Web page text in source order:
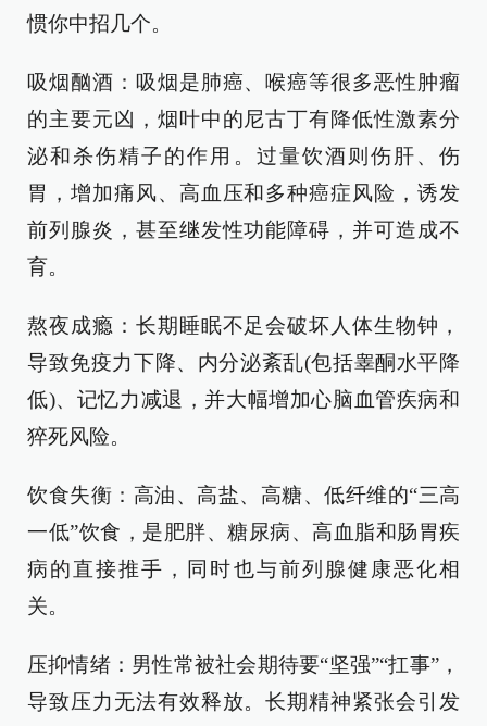
惯你中招几个。
吸烟酗酒：吸烟是肺癌、喉癌等很多恶性肿瘤
的主要元凶，烟叶中的尼古丁有降低性激素分
泌和杀伤精子的作用。过量饮酒则伤肝、伤
胃，增加痛风、高血压和多种癌症风险，诱发
前列腺炎，甚至继发性功能障碍，并可造成不
育。
熬夜成瘾：长期睡眠不足会破坏人体生物钟，
导致免疫力下降、内分泌紊乱(包括睾酮水平降
低)、记忆力减退，并大幅增加心脑血管疾病和
猝死风险。
饮食失衡：高油、高盐、高糖、低纤维的“三高
一低”饮食，是肥胖、糖尿病、高血脂和肠胃疾
病的直接推手，同时也与前列腺健康恶化相
关。
压抑情绪：男性常被社会期待要“坚强”“扛事”，
导致压力无法有效释放。长期精神紧张会引发